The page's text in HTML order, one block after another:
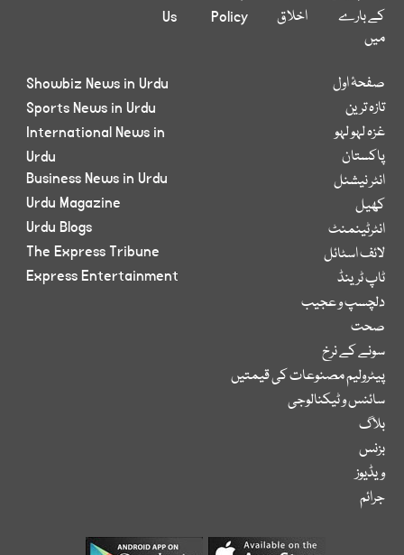
کے بارے
میں
اخلاق Policy
Us
صفحۂ اول
تازہ ترین
غزہ لہو لہو
پاکستان
انٹر نیشنل
کھیل
انٹرٹینمنٹ
لائف اسٹائل
ٹاپ ٹرینڈ
دلچسپ و عجیب
صحت
سونے کے نرخ
پیٹرولیم مصنوعات کی قیمتیں
سائنس و ٹیکنالوجی
بلاگ
بزنس
ویڈیوز
جرائم
Showbiz News in Urdu
Sports News in Urdu
International News in
Urdu
Business News in Urdu
Urdu Magazine
Urdu Blogs
The Express Tribune
Express Entertainment